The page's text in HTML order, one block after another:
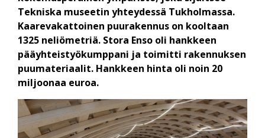
Tekniska museetin yhteydessä Tukholmassa.
Kaarevakattoinen puurakennus on kooltaan
1325 neliömetriä. Stora Enso oli hankkeen
pääyhteistyökumppani ja toimitti rakennuksen
puumateriaalit. Hankkeen hinta oli noin 20
miljoonaa euroa.